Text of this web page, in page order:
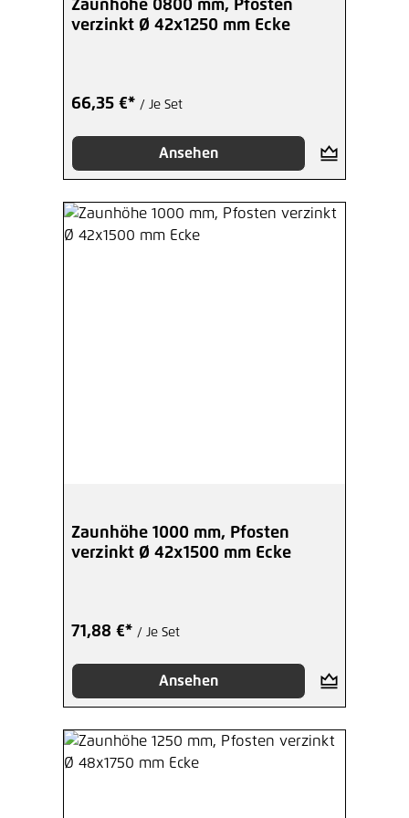
Zaunhöhe 0800 mm, Pfosten
verzinkt Ø 42x1250 mm Ecke
66,35 €* / Je Set
Ansehen
Zaunhöhe 1000 mm, Pfosten
verzinkt Ø 42x1500 mm Ecke
71,88 €* / Je Set
Ansehen